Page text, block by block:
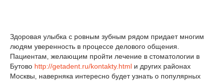
Здоровая улыбка с ровным зубным рядом придает многим
людям уверенность в процессе делового общения.
Пациентам, желающим пройти лечение в стоматологии в
Бутово http://getadent.ru/kontakty.html и других районах
Москвы, наверняка интересно будет узнать о популярных